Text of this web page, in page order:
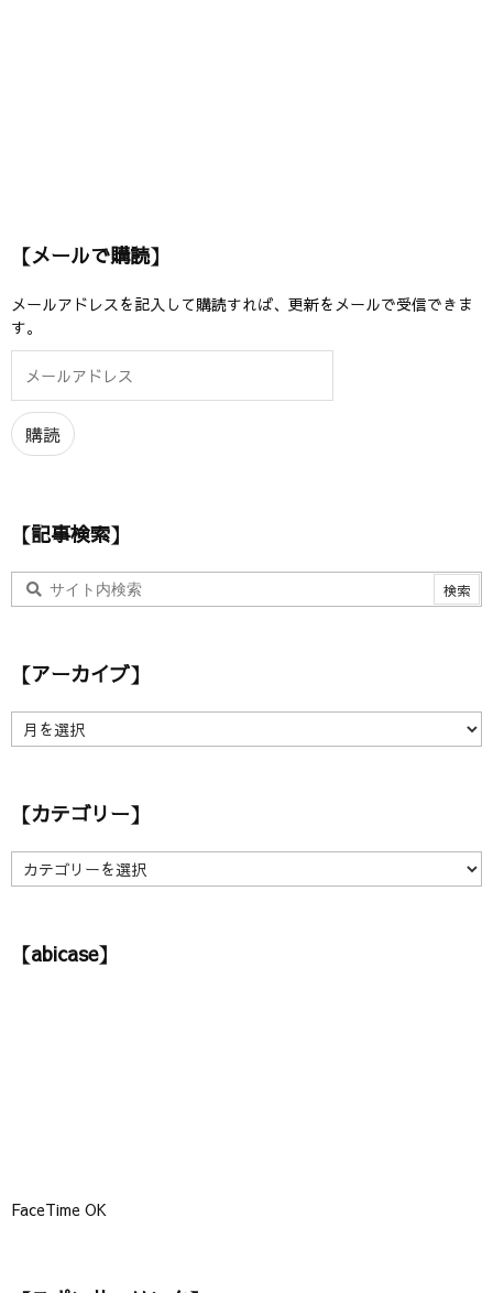
【メールで購読】
メールアドレスを記入して購読すれば、更新をメールで受信できま
す。
ル
ア
ド
購読
【記事検索】
【アーカイブ】
ア
イ【カテゴリー】
【
カ
リ【abicase】
FaceTime OK